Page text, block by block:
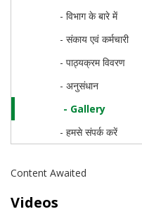
- विभाग के बारे में
- संकाय एवं कर्मचारी
- पाठ्यक्रम विवरण
- अनुसंधान
- Gallery
- हमसे संपर्क करें
Content Awaited
Videos